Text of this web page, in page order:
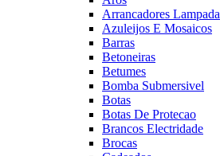
Arrancadores Lampada
Azuleijos E Mosaicos
Barras
Betoneiras
Betumes
Bomba Submersivel
Botas
Botas De Protecao
Brancos Electridade
Brocas